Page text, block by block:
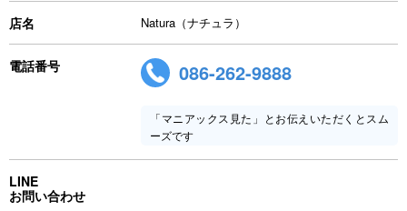
店名 Natura（ナチュラ）
電話番号 086-262-9888
「マニアックス見た」とお伝えいただくとスム
ーズです
LINE
お問い合わせ